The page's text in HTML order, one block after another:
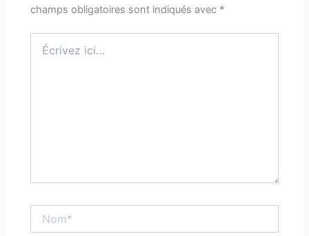
champs obligatoires sont indiqués avec *
ici…